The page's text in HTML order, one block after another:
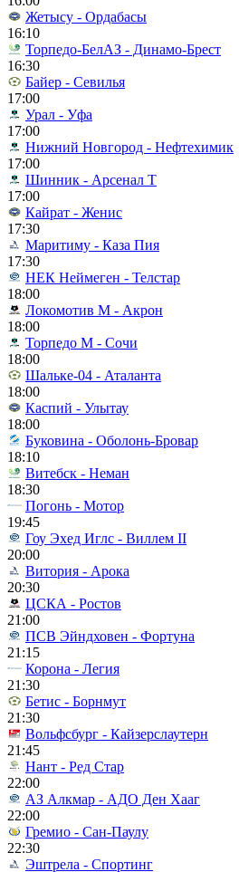
Жетысу - Ордабасы
16:10
Торпедо-БелАЗ - Динамо-Брест
16:30
Байер - Севилья
17:00
Урал - Уфа
17:00
Нижний Новгород - Нефтехимик
17:00
Шинник - Арсенал Т
17:00
Кайрат - Женис
17:30
Маритиму - Каза Пия
17:30
НЕК Неймеген - Телстар
18:00
Локомотив М - Акрон
18:00
Торпедо М - Сочи
18:00
Шальке-04 - Аталанта
18:00
Каспий - Улытау
18:00
Буковина - Оболонь-Бровар
18:10
Витебск - Неман
18:30
Погонь - Мотор
19:45
Гоу Эхед Иглс - Виллем II
20:00
Витория - Арока
20:30
ЦСКА - Ростов
21:00
ПСВ Эйндховен - Фортуна
21:15
Корона - Легия
21:30
Бетис - Борнмут
21:30
Вольфсбург - Кайзерслаутерн
21:45
Нант - Ред Стар
22:00
АЗ Алкмар - АДО Ден Хааг
22:00
Гремио - Сан-Паулу
22:30
Эштрела - Спортинг